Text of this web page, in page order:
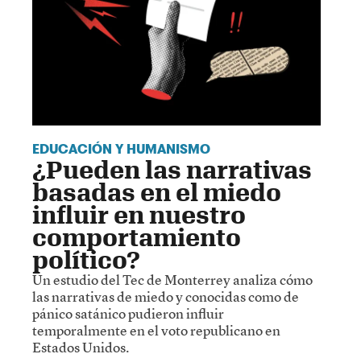
EDUCACIÓN Y HUMANISMO
¿Pueden las narrativas
basadas en el miedo
influir en nuestro
comportamiento
político?
Un estudio del Tec de Monterrey analiza cómo
las narrativas de miedo y conocidas como de
pánico satánico pudieron influir
temporalmente en el voto republicano en
Estados Unidos.